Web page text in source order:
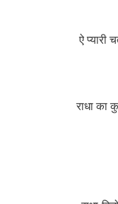
ऐ
राधा